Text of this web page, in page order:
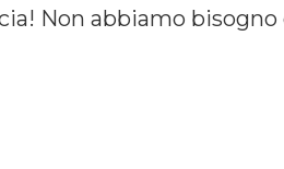
Non abbiamo bisogno